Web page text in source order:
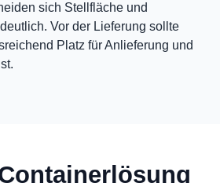
sich Stellfläche und
Vor der Lieferung sollte
Platz für Anlieferung und